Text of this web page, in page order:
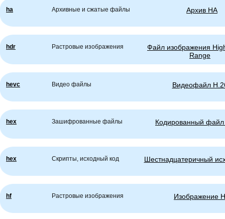
ha Архивные и сжатые файлы Архив HA
hdr Растровые изображения
Файл изображения
Range
hevc Видео файлы Видеофайл
hex Зашифрованные файлы Кодированный файл
hex Скрипты, исходный код Шестнадцатеричный
hf Растровые изображения Изображение